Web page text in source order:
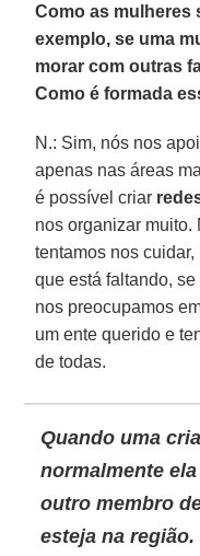
Como as mulheres
exemplo, se uma
morar com outras
Como é formada
N.: Sim, nós nos
apenas nas áreas
é possível criar
nos organizar muito.
tentamos nos
que está faltando,
nos preocupamos
um ente querido e
de todas.
Quando uma
normalmente
outro membro
esteja na